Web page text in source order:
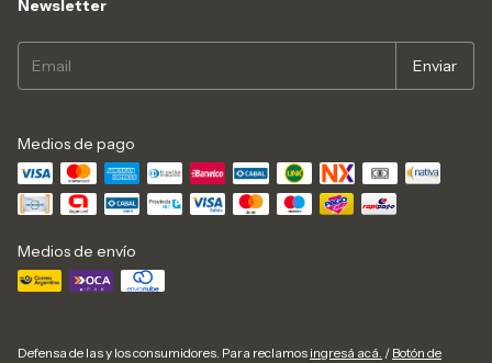
Newsletter
Medios de pago
Medios de envío
Defensa de las y los consumidores. Para reclamos ingresá acá. / Botón de